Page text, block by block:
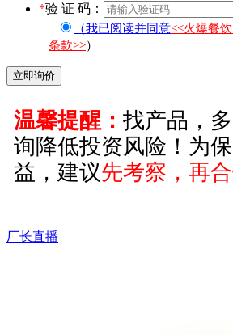
*验 证 码：
（我已阅读并同意<<火爆餐
条款>>）
温馨提醒： 找产品，
询降低投资风险！为
益，建议先考察，再合
厂长直播